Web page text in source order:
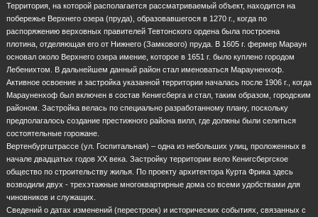
Территория, на которой располагается рассматриваемый объект, находится на
побережье Верхнего озера (пруда), образовавшегося в 1270 г., когда по
распоряжению верховных правителей Тевтонского ордена была построена
плотина, отделяющая его от Нижнего (Замкового) пруда. В 1605 г. фермер Мараун
основал около Верхнего озера имение, которое в 1651 г. было куплено городом
Лебенихтом. В дальнейшем данный район стал именоваться Марауненхоф.
Активное освоение и застройка указанной территории началась после 1906 г., когда
Марауненхоф был включен в состав Кенигсберга и стал, таким образом, городским
районом. Застройка велась по специально разработанному плану, поскольку
предполагалось создание престижного района вилл, где должны были селиться
состоятельные горожане.
Вертенбургштрассе (ул. Госпитальная) – одна из небольших улиц, проложенных в
начале двадцатых годов ХХ века. Застройку территории вело Кенигсбергское
общество по строительству жилья. По проекту архитектора Курта Фрика здесь
возводили двух - трехэтажные многоквартирные дома со всеми удобствами для
чиновников и служащих.
Сведений о датах изменений (перестроек) и исторических событиях, связанных с